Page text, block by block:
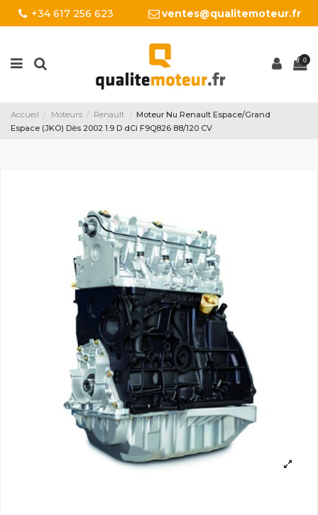
+34 617 256 623 ventes@qualitemoteur.fr
0
Accueil Moteurs Renault
Moteur Nu Renault Espace/Grand
Espace (JKO) Dès 2002 1.9 D dCi F9Q826 88/120 CV